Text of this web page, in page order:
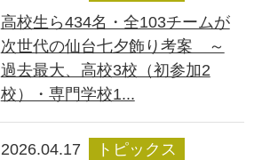
高校生ら434名・全103チームが
次世代の仙台七夕飾り考案 ～
過去最大、高校3校（初参加2
校）・専門学校1...
2026.04.17
トピックス